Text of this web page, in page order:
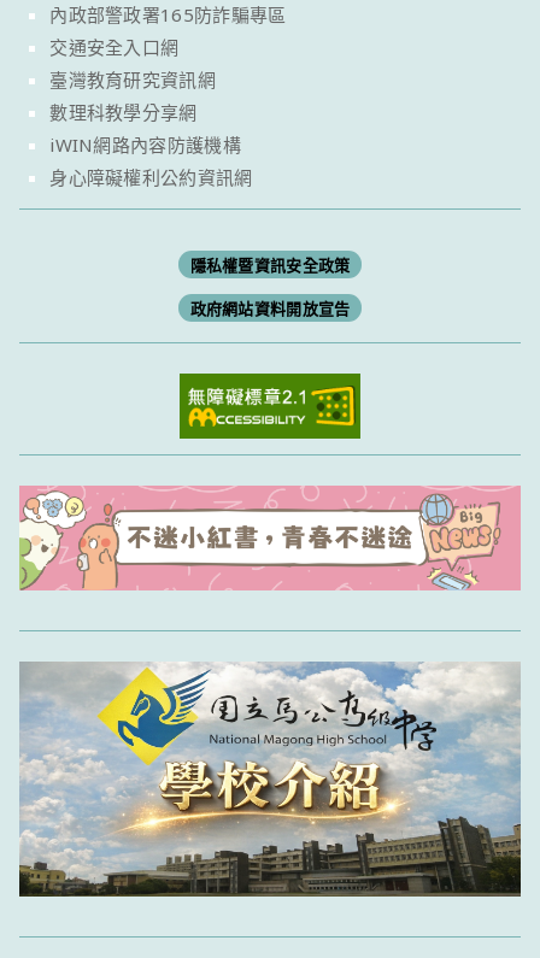
內政部警政署165防詐騙專區
交通安全入口網
臺灣教育研究資訊網
數理科教學分享網
iWIN網路內容防護機構
身心障礙權利公約資訊網
隱私權暨資訊安全政策
政府網站資料開放宣告